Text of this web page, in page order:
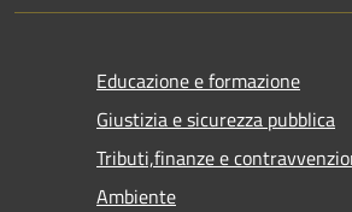
Educazione e formazione
Giustizia e sicurezza pubblica
Tributi,finanze e
Ambiente